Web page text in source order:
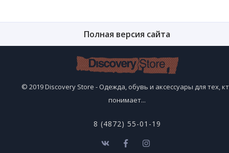
Полная версия сайта
© 2019 Discovery Store - Одежда, обувь и аксессуары для тех,
понимает...
8 (4872) 55-01-19